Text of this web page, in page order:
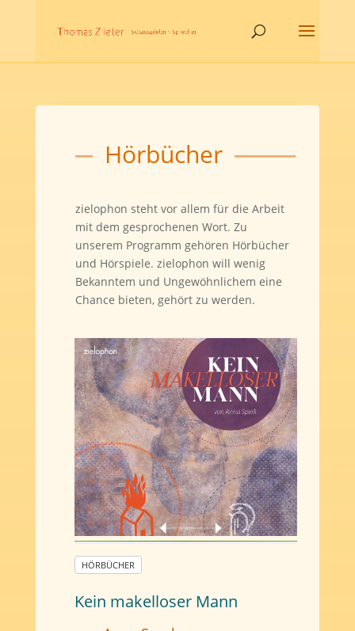
Hörbücher
zielophon steht vor allem für die Arbeit
mit dem gesprochenen Wort. Zu
unserem Programm gehören Hörbücher
und Hörspiele. zielophon will wenig
Bekanntem und Ungewöhnlichem eine
Chance bieten, gehört zu werden.
HÖRBÜCHER
Kein makelloser Mann